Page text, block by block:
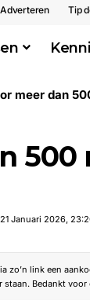
Adverteren Tip
meer dan
Januari 2026,
link een
staan. Bedankt voor